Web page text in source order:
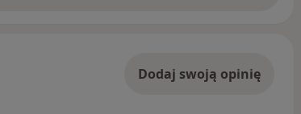
Dodaj swoją opinię